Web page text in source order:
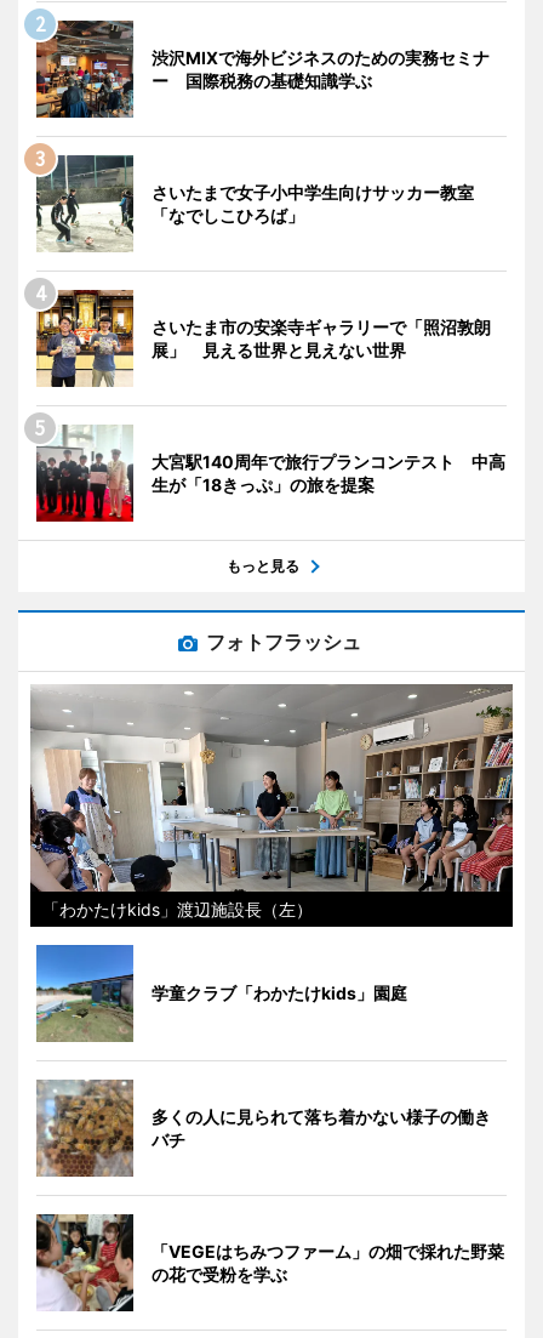
渋沢MIXで海外ビジネスのための実務セミナ
ー 国際税務の基礎知識学ぶ
さいたまで女子小中学生向けサッカー教室
「なでしこひろば」
さいたま市の安楽寺ギャラリーで「照沼敦朗
展」 見える世界と見えない世界
大宮駅140周年で旅行プランコンテスト 中高
生が「18きっぷ」の旅を提案
もっと見る
フォトフラッシュ
「わかたけkids」渡辺施設長（左）
学童クラブ「わかたけkids」園庭
多くの人に見られて落ち着かない様子の働き
バチ
「VEGEはちみつファーム」の畑で採れた野菜
の花で受粉を学ぶ